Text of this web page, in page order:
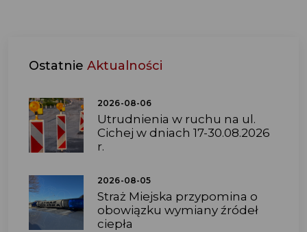
Ostatnie Aktualności
2026-08-06
Utrudnienia w ruchu na ul.
Cichej w dniach 17-30.08.2026
r.
2026-08-05
Straż Miejska przypomina o
obowiązku wymiany źródeł
ciepła